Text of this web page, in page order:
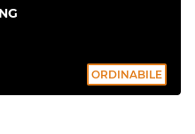
ORDINABILE